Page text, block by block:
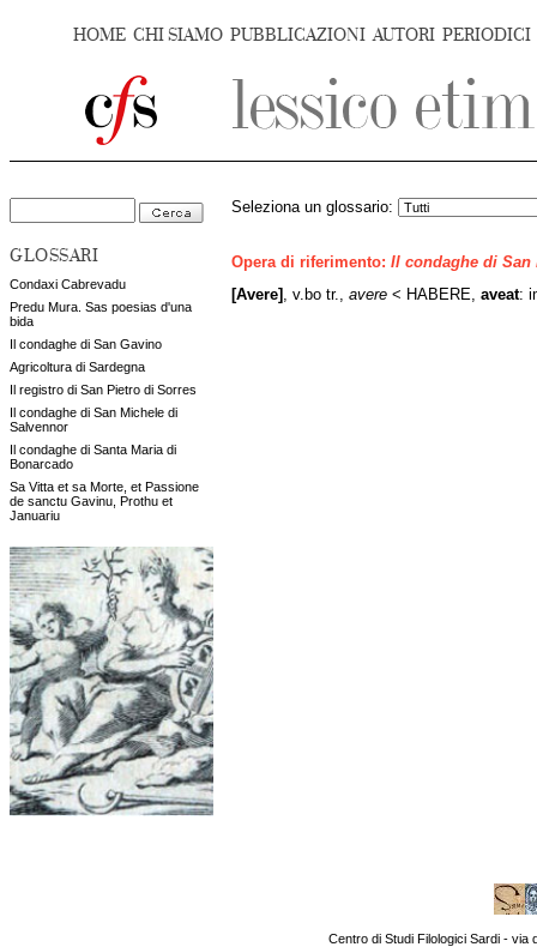
HOME CHI SIAMO PUBBLICAZIONI AUTORI PERIODICI
GLOSSARI
Condaxi Cabrevadu
Predu Mura. Sas poesias d'una
bida
Il condaghe di San Gavino
Agricoltura di Sardegna
Il registro di San Pietro di Sorres
Il condaghe di San Michele di
Salvennor
Il condaghe di Santa Maria di
Bonarcado
Sa Vitta et sa Morte, et Passione
de sanctu Gavinu, Prothu et
Januariu
Seleziona un glossario:
Opera di riferimento: Il condaghe di San
[Avere]
, v.bo tr., avere < HABERE, aveat:
Centro di Studi Filologici Sardi - via